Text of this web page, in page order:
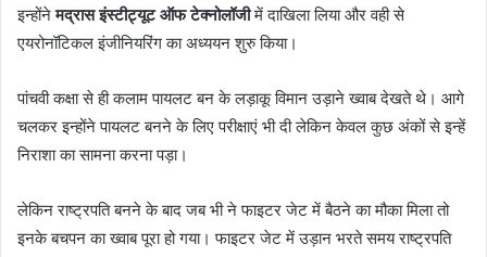
इन्होंनेमद्रास इंस्टीट्यूट ऑफ टेक्नोलॉजीमें दाखिला लिया और वही से
एयरोनॉटिकल इंजीनियरिंग का अध्ययन शुरु किया।
पांचवी कक्षा से ही कलाम पायलट बन के लड़ाकू विमान उड़ाने ख्वाब देखते थे। आगे
चलकर इन्होंने पायलट बनने के लिए परीक्षाएं भी दी लेकिन केवल कुछ अंकों से इन्हें
निराशा का सामना करना पड़ा।
लेकिन राष्ट्रपति बनने के बाद जब भी ने फाइटर जेट में बैठने का मौका मिला तो
इनके बचपन का ख्वाब पूरा हो गया। फाइटर जेट में उड़ान भरते समय राष्ट्रपति